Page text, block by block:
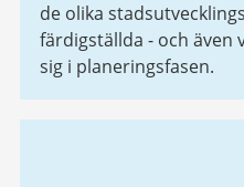
de olika
färdigställda - och även
sig i planeringsfasen.